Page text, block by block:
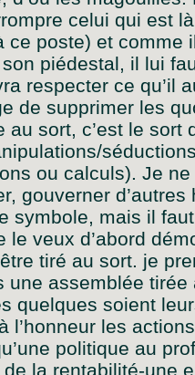
celui qui est
ce poste) et comme
piédestal, il lui
respecter ce qu’il
de supprimer les
au sort, c’est le sort
ou calculs). Je
gouverner
symbole, mais il
veux d’abord
tiré au sort. je
une assemblée
quelques soient
l’honneur les
politique au
de la rentabilité-une